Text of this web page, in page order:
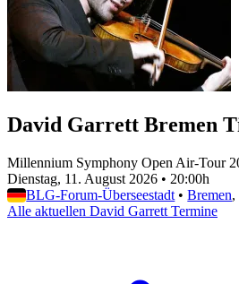
David Garrett Bremen
Millennium Symphony Open Air-Tour
Dienstag, 11. August 2026 • 20:00h
BLG-Forum-Überseestadt • Bremen,
Alle aktuellen David Garrett Termine